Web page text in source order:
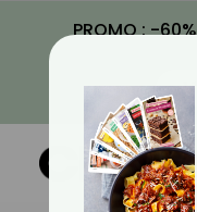
PROMO : -